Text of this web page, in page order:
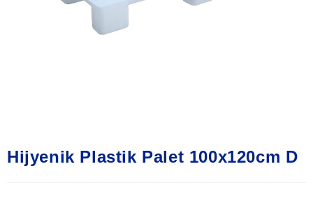
Hijyenik Plastik Palet 100x120cm D